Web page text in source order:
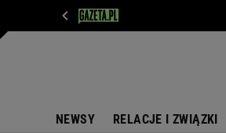
NEWSY RELACJE I ZWIĄZKI